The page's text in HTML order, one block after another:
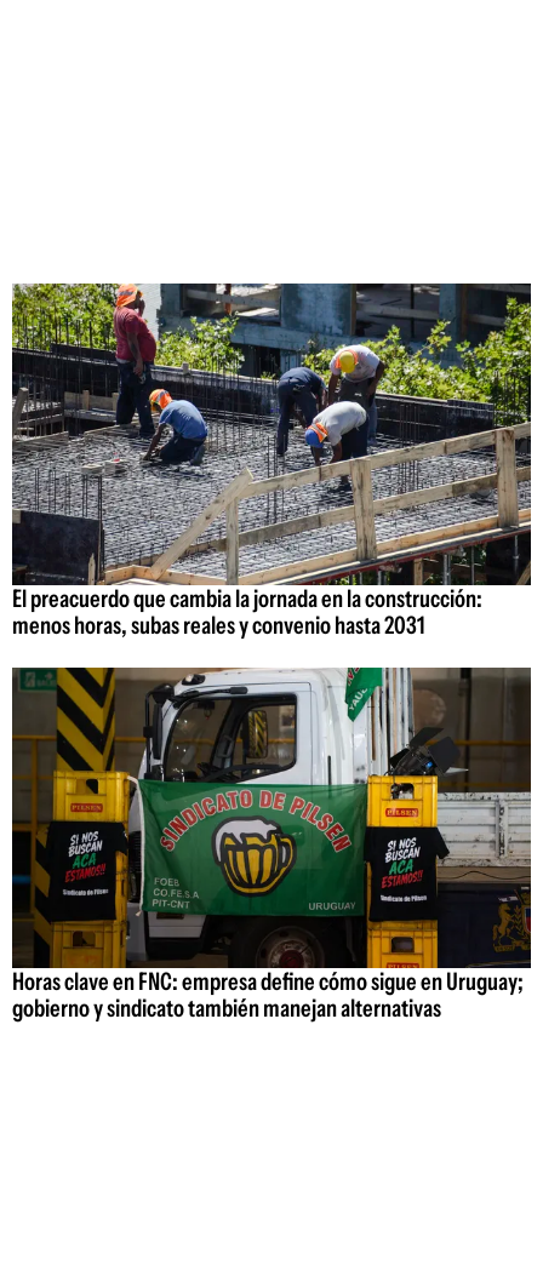
El preacuerdo que cambia la jornada en la construcción:
menos horas, subas reales y convenio hasta 2031
Horas clave en FNC: empresa define cómo sigue en Uruguay;
gobierno y sindicato también manejan alternativas